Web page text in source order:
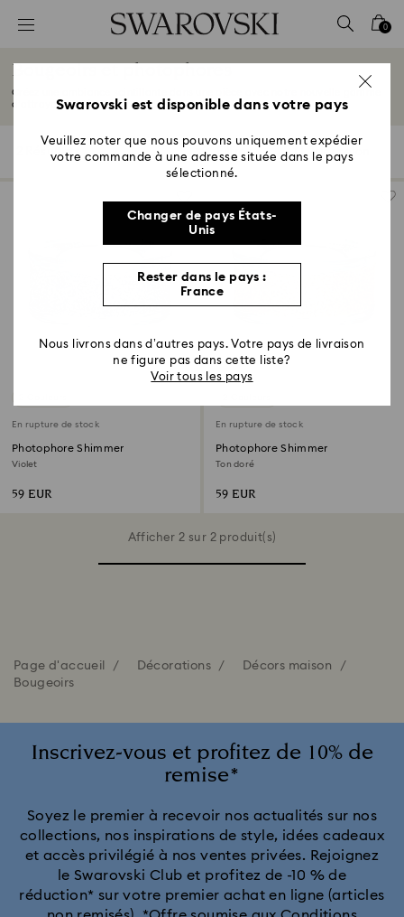
Accesskeys list
2 - Footer
4 - Search results
0
Bougeoirs et photophores
Créez une ambiance scintillante dans une pièce avec notre nouvelle gamme
d’attrayants...Lire plus
2 Résultats Filtres
Filtres Trier selon
Trier
En rupture de stock
Photophore Shimmer
Violet
59 EUR
En rupture de stock
Photophore Shimmer
Ton doré
59 EUR
Afficher 2 sur 2 produit(s)
Page d'accueil Décorations
Décors maison
Bougeoirs
Inscrivez-vous et profitez de 10% de
remise*
Soyez le premier à recevoir nos actualités sur nos
collections, nos inspirations de style, idées cadeaux
et accès privilégié à nos ventes privées. Rejoignez
le Swarovski Club et profitez de -10 % de
réduction* sur votre premier achat en ligne (articles
Swarovski est disponible dans votre pays
Veuillez noter que nous pouvons uniquement expédier
votre commande à une adresse située dans le pays
sélectionné.
Changer de pays États-
Unis
Rester dans le pays :
France
Nous livrons dans d’autres pays. Votre pays de livraison
ne figure pas dans cette liste?
Voir tous les pays